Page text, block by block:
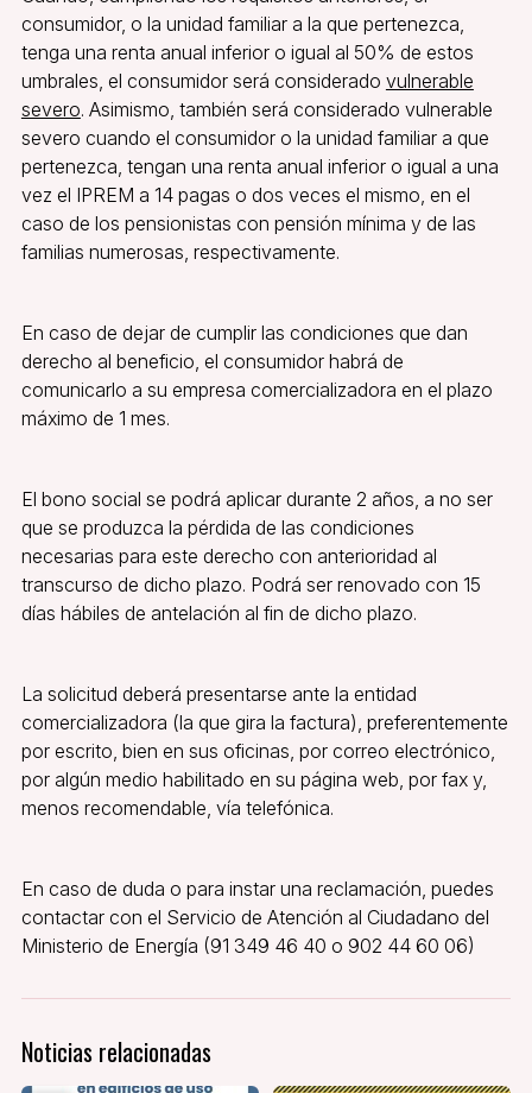
consumidor, o la unidad familiar a la que pertenezca,
tenga una renta anual inferior o igual al 50% de estos
umbrales, el consumidor será considerado vulnerable
severo. Asimismo, también será considerado vulnerable
severo cuando el consumidor o la unidad familiar a que
pertenezca, tengan una renta anual inferior o igual a una
vez el IPREM a 14 pagas o dos veces el mismo, en el
caso de los pensionistas con pensión mínima y de las
familias numerosas, respectivamente.
En caso de dejar de cumplir las condiciones que dan
derecho al beneficio, el consumidor habrá de
comunicarlo a su empresa comercializadora en el plazo
máximo de 1 mes.
El bono social se podrá aplicar durante 2 años, a no ser
que se produzca la pérdida de las condiciones
necesarias para este derecho con anterioridad al
transcurso de dicho plazo. Podrá ser renovado con 15
días hábiles de antelación al fin de dicho plazo.
La solicitud deberá presentarse ante la entidad
comercializadora (la que gira la factura), preferentemente
por escrito, bien en sus oficinas, por correo electrónico,
por algún medio habilitado en su página web, por fax y,
menos recomendable, vía telefónica.
En caso de duda o para instar una reclamación, puedes
contactar con el Servicio de Atención al Ciudadano del
Ministerio de Energía (91 349 46 40 o 902 44 60 06)
Noticias relacionadas